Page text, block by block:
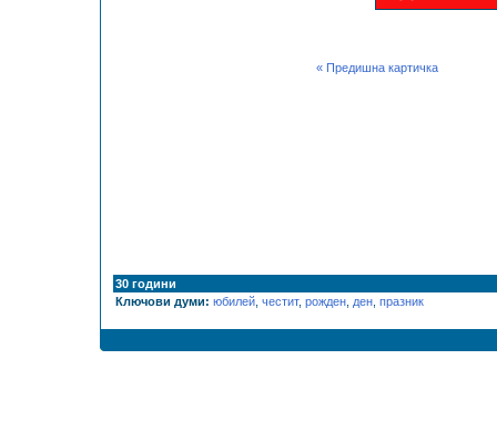
« Предишна картичка
30 години
Ключови думи: юбилей честит, рожден ден празник